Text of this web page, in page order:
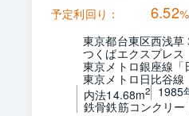
予定利回り： 6.52%
東京都台東区西浅草
つくばエクスプレ
東京メトロ銀座線
東京メトロ日比谷
内法14.68m2
1985
鉄骨鉄筋コンクリ